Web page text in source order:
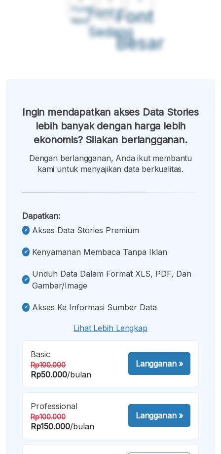
Font
Kecil
Font
Sedang
Font
Besar
Ingin mendapatkan akses Data Stories
lebih banyak dengan harga lebih
ekonomis? Silakan berlangganan.
Dengan berlangganan, Anda ikut membantu
kami untuk menyajikan data berkualitas.
Dapatkan:
Akses Data Stories Premium
Kenyamanan Membaca Tanpa Iklan
Unduh Data Dalam Format XLS, PDF, Dan
Gambar/image
Akses Ke Informasi Sumber Data
Lihat Lebih Lengkap
Basic
Rp100.000
Rp50.000/bulan
Langganan»
Professional
Rp100.000
Rp150.000/bulan
Langganan»